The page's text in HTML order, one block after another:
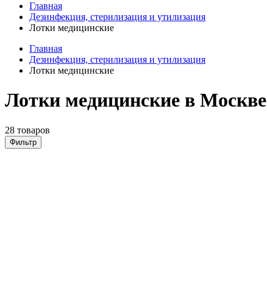
Главная
Дезинфекция, стерилизация и утилизация
Лотки медицинские
Главная
Дезинфекция, стерилизация и утилизация
Лотки медицинские
Лотки медицинские в Москве
28 товаров
Фильтр